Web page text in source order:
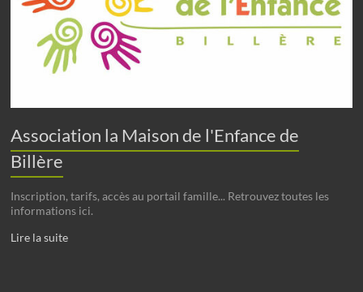
Association la Maison de l'Enfance de
Billère
Inscription, tarifs, accès au portail famille... Retrouvez toutes les
informations ici.
Lire la suite